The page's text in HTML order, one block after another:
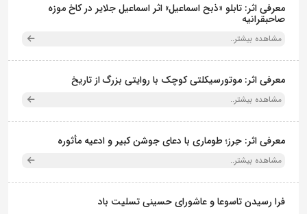
معرفی اثر: تابلو «ذبح اسماعیل» اثر اسماعیل جلایر در کاخ موزه
صاحبقرانیه
مشاهده بیشتر..
معرفی اثر: موتورسیکلتی کوچک با روایتی بزرگ از تاریخ
مشاهده بیشتر..
معرفی اثر: حِرز؛ طوماری با دعای جوشن کبیر و ادعیه مأثوره
مشاهده بیشتر..
فرا رسیدن تاسوعا و عاشورای حسینی تسلیت باد